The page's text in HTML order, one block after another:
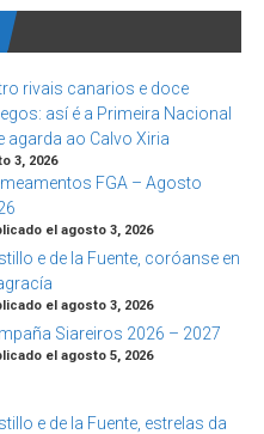
rivais canarios e doce
así é a Primeira Nacional
agarda ao Calvo Xiria
3, 2026
FGA – Agosto
el agosto 3, 2026
e de la Fuente, coróanse en
el agosto 3, 2026
Siareiros 2026 – 2027
el agosto 5, 2026
e de la Fuente, estrelas da